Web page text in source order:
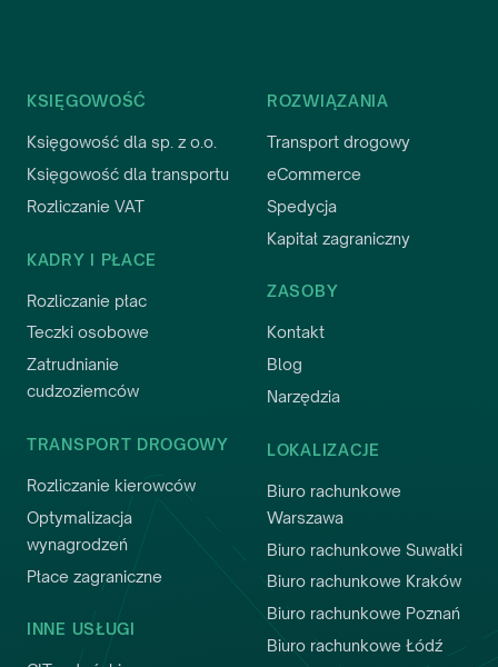
KSIĘGOWOŚĆ
Księgowość dla sp. z o.o.
Księgowość dla transportu
Rozliczanie VAT
KADRY I PŁACE
Rozliczanie płac
Teczki osobowe
Zatrudnianie
cudzoziemców
TRANSPORT DROGOWY
Rozliczanie kierowców
Optymalizacja
wynagrodzeń
Płace zagraniczne
INNE USŁUGI
ROZWIĄZANIA
Transport drogowy
eCommerce
Spedycja
Kapitał zagraniczny
ZASOBY
Kontakt
Blog
Narzędzia
LOKALIZACJE
Biuro rachunkowe
Warszawa
Biuro rachunkowe Suwałki
Biuro rachunkowe Kraków
Biuro rachunkowe Poznań
Biuro rachunkowe Łódź